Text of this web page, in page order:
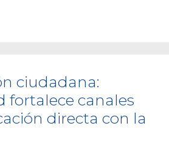
ciudadana:
fortalece canales
directa con la